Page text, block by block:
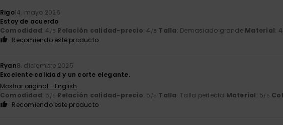
Rigo14. mayo 2026
Estoy de acuerdo
Comodidad: 4 /5 Relación calidad-precio: 4 /5 Talla: Demasiado grande Material: 4
Recomiendo este producto
Ryan8. diciembre 2025
Excelente calidad y un corte elegante.
Mostrar original - English
Comodidad: 5 /5 Relación calidad-precio: 5 /5 Talla: Talla perfecta Material: 5 /5
Recomiendo este producto